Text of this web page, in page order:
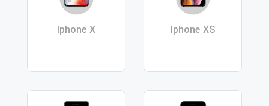
Iphone XS
Iphone X